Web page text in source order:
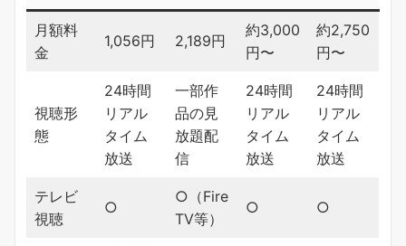
月額料
金
1,056円 2,189円
約3,000
円〜
約2,750
円〜
視聴形
態
24時間
リアル
タイム
放送
一部作
品の見
放題配
信
24時間
リアル
タイム
放送
24時間
リアル
タイム
放送
テレビ
視聴
○
○（Fire
TV等）
○ ○